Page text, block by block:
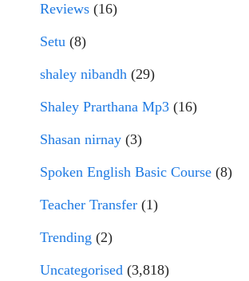
Reviews (16)
Setu (8)
shaley nibandh (29)
Shaley Prarthana Mp3 (16)
Shasan nirnay (3)
Spoken English Basic Course (8)
Teacher Transfer (1)
Trending (2)
Uncategorised (3,818)